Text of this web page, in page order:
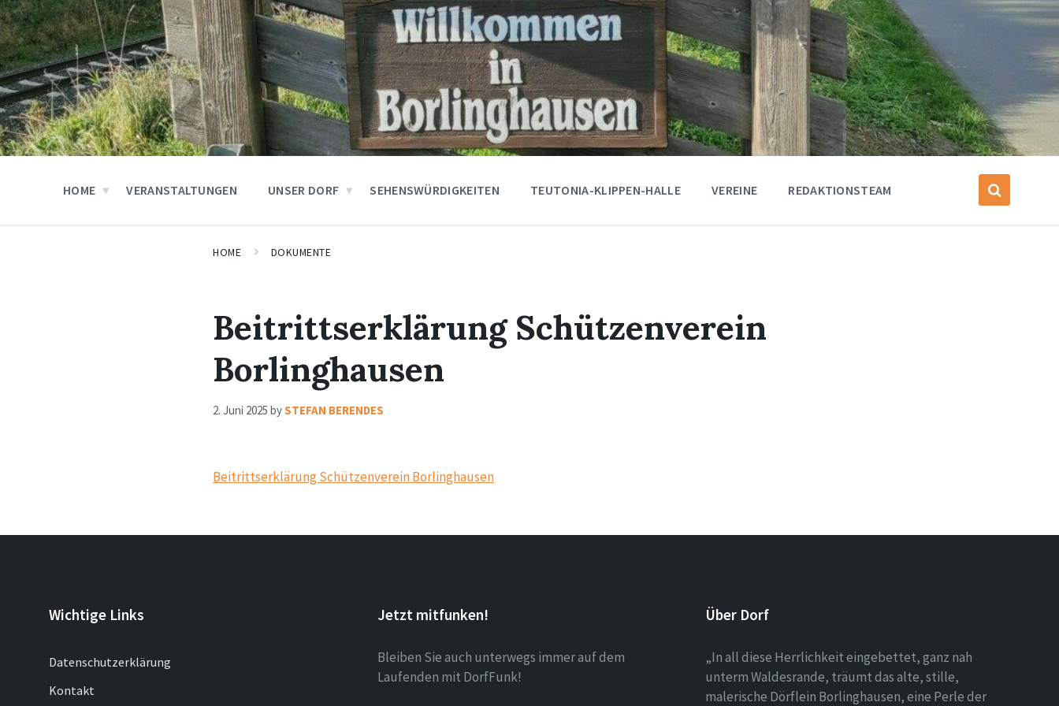
HOME VERANSTALTUNGEN UNSER DORF SEHENSWÜRDIGKEITEN TEUTONIA-KLIPPEN-HALLE VEREINE REDAKTIONSTEAM
HOME DOKUMENTE
Beitrittserklärung Schützenverein
Borlinghausen
2. Juni 2025bySTEFAN BERENDES
Beitrittserklärung Schützenverein Borlinghausen
Wichtige Links
Datenschutzerklärung
Kontakt
Jetzt mitfunken!
Bleiben Sie auch unterwegs immer auf dem
Laufenden mit DorfFunk!
Über Dorf
„In all diese Herrlichkeit eingebettet, ganz nah
unterm Waldesrande, träumt das alte, stille,
malerische Dörflein Borlinghausen, eine Perle der